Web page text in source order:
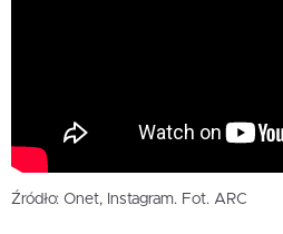
Źródło: Onet, Instagram. Fot. ARC